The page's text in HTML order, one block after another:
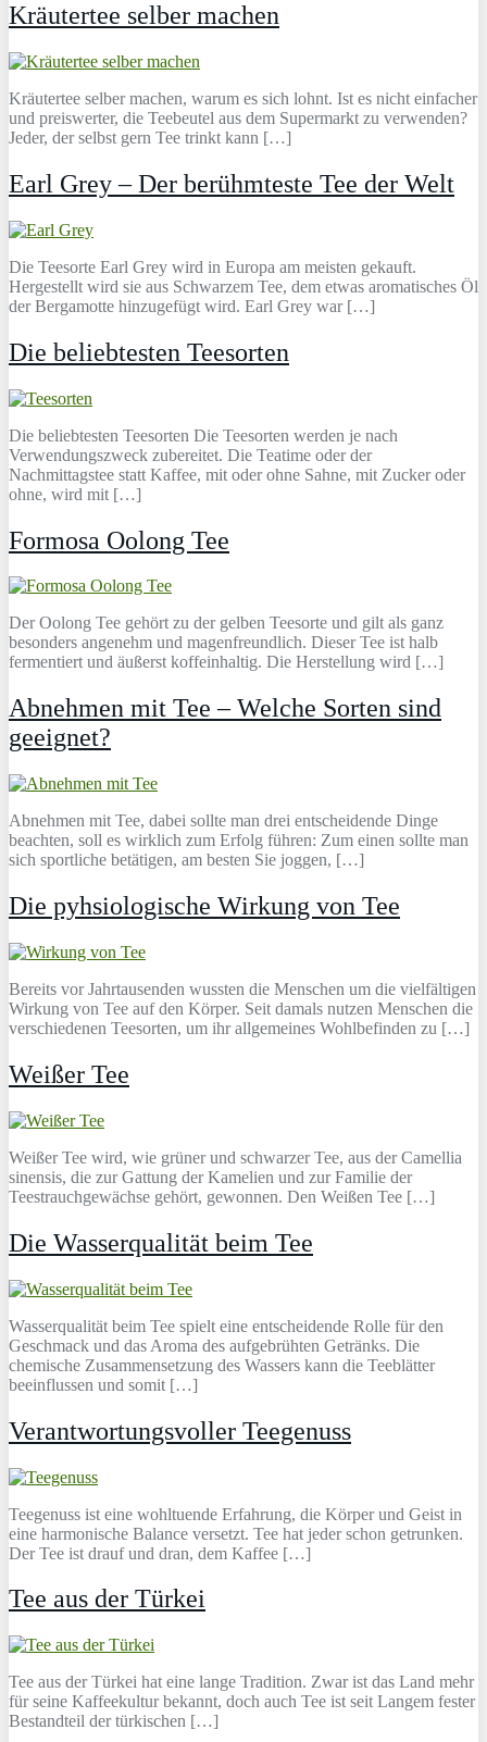
Kräutertee selber machen
Kräutertee selber machen, warum es sich lohnt. Ist es nicht einfacher
und preiswerter, die Teebeutel aus dem Supermarkt zu verwenden?
Jeder, der selbst gern Tee trinkt kann […]
Earl Grey – Der berühmteste Tee der Welt
Die Teesorte Earl Grey wird in Europa am meisten gekauft.
Hergestellt wird sie aus Schwarzem Tee, dem etwas aromatisches Öl
der Bergamotte hinzugefügt wird. Earl Grey war […]
Die beliebtesten Teesorten
Die beliebtesten Teesorten Die Teesorten werden je nach
Verwendungszweck zubereitet. Die Teatime oder der
Nachmittagstee statt Kaffee, mit oder ohne Sahne, mit Zucker oder
ohne, wird mit […]
Formosa Oolong Tee
Der Oolong Tee gehört zu der gelben Teesorte und gilt als ganz
besonders angenehm und magenfreundlich. Dieser Tee ist halb
fermentiert und äußerst koffeinhaltig. Die Herstellung wird […]
Abnehmen mit Tee – Welche Sorten sind
geeignet?
Abnehmen mit Tee, dabei sollte man drei entscheidende Dinge
beachten, soll es wirklich zum Erfolg führen: Zum einen sollte man
sich sportliche betätigen, am besten Sie joggen, […]
Die pyhsiologische Wirkung von Tee
Bereits vor Jahrtausenden wussten die Menschen um die vielfältigen
Wirkung von Tee auf den Körper. Seit damals nutzen Menschen die
verschiedenen Teesorten, um ihr allgemeines Wohlbefinden zu […]
Weißer Tee
Weißer Tee wird, wie grüner und schwarzer Tee, aus der Camellia
sinensis, die zur Gattung der Kamelien und zur Familie der
Teestrauchgewächse gehört, gewonnen. Den Weißen Tee […]
Die Wasserqualität beim Tee
Wasserqualität beim Tee spielt eine entscheidende Rolle für den
Geschmack und das Aroma des aufgebrühten Getränks. Die
chemische Zusammensetzung des Wassers kann die Teeblätter
beeinflussen und somit […]
Verantwortungsvoller Teegenuss
Teegenuss ist eine wohltuende Erfahrung, die Körper und Geist in
eine harmonische Balance versetzt. Tee hat jeder schon getrunken.
Der Tee ist drauf und dran, dem Kaffee […]
Tee aus der Türkei
Tee aus der Türkei hat eine lange Tradition. Zwar ist das Land mehr
für seine Kaffeekultur bekannt, doch auch Tee ist seit Langem fester
Bestandteil der türkischen […]